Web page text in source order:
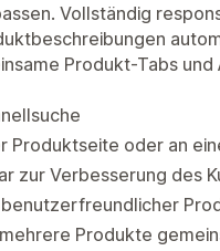
Vollständig
Produkt-Tabs
Produktseite oder an
zur Verbesserung des
Produkte